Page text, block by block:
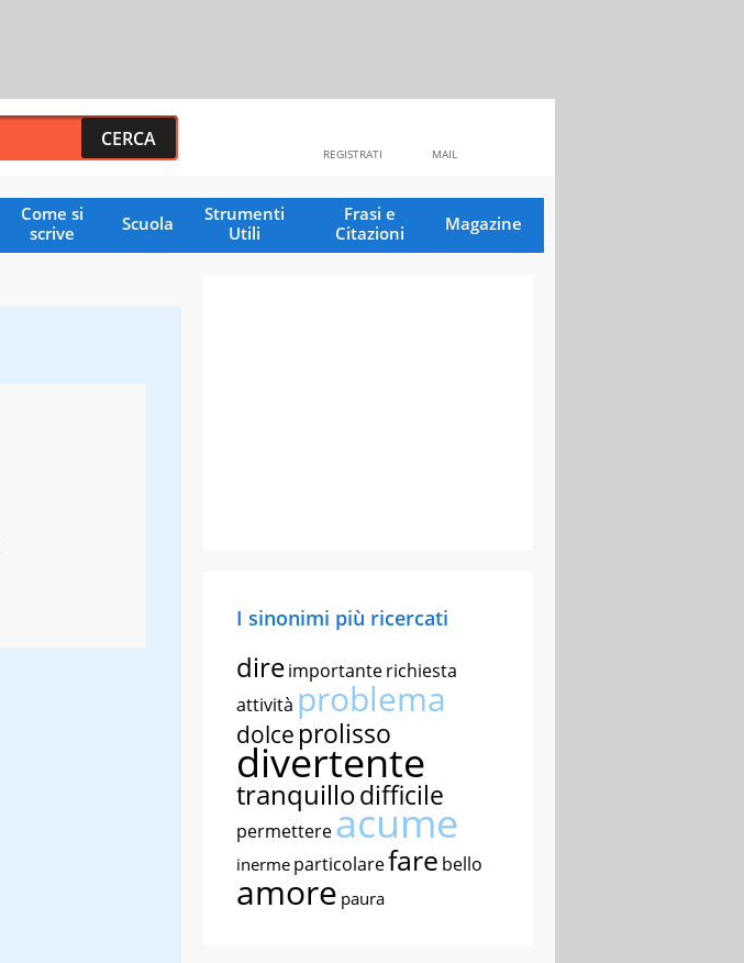
MAIL
REGISTRATI
Come si
scrive
Scuola
Strumenti
Utili
Frasi e
Citazioni
Magazine
I sinonimi più ricercati
direimportanterichiesta
attività problema
dolce prolisso
divertente
tranquillodifficile
permettereacume
inerme particolarefare bello
amore paura